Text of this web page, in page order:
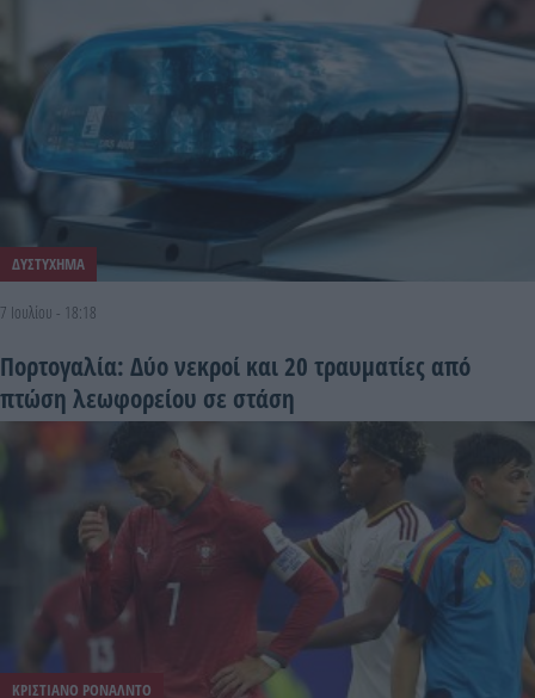
ΔΥΣΤΥΧΗΜΑ
7 Ιουλίου - 18:18
Πορτογαλία: Δύο νεκροί και 20 τραυματίες από
πτώση λεωφορείου σε στάση
ΚΡΙΣΤΙΑΝΟ ΡΟΝΑΛΝΤΟ